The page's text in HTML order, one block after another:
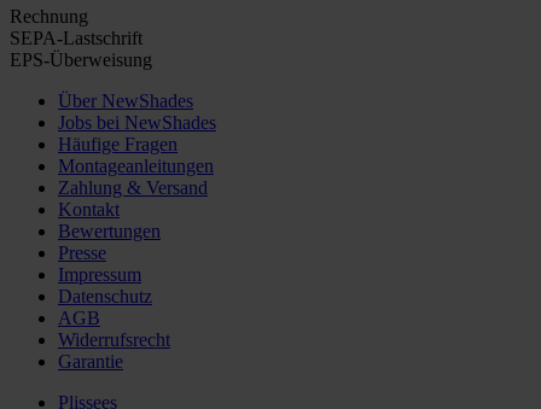
Rechnung
SEPA-Lastschrift
EPS-Überweisung
Über NewShades
Jobs bei NewShades
Häufige Fragen
Montageanleitungen
Zahlung & Versand
Kontakt
Bewertungen
Presse
Impressum
Datenschutz
AGB
Widerrufsrecht
Garantie
Plissees